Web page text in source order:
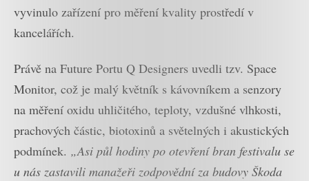
vyvinulo zařízení pro měření kvality prostředí v
kancelářích.
Právě na Future Portu Q Designers uvedli tzv. Space
Monitor, což je malý květník s kávovníkem a senzory
na měření oxidu uhličitého, teploty, vzdušné vlhkosti,
prachových částic, biotoxinů a světelných i akustických
podmínek. „Asi půl hodiny po otevření bran festivalu se
u nás zastavili manažeři zodpovědní za budovy Škoda